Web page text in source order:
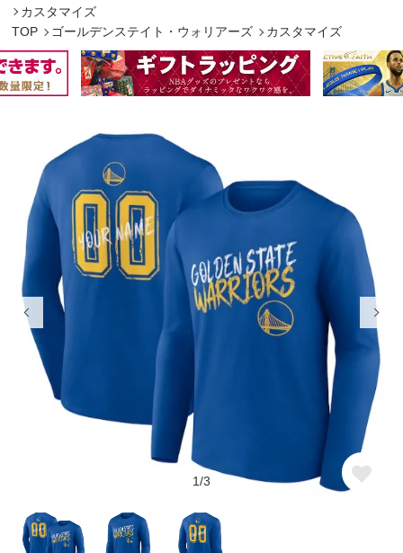
カスタマイズ
TOP
ゴールデンステイト・ウォリアーズ カスタマイズ
1/3